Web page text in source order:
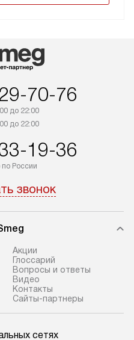
70-76
до 22:00
до 22:00
19-36
по России
звонок
Акции
Глоссарий
Вопросы и ответы
Видео
Контакты
Сайты-партнеры
сетях